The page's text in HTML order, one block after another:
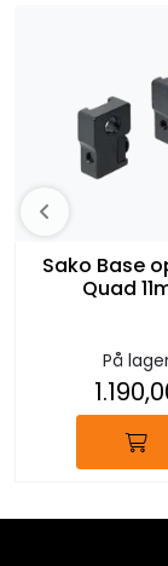
Sako Base
Quad
På